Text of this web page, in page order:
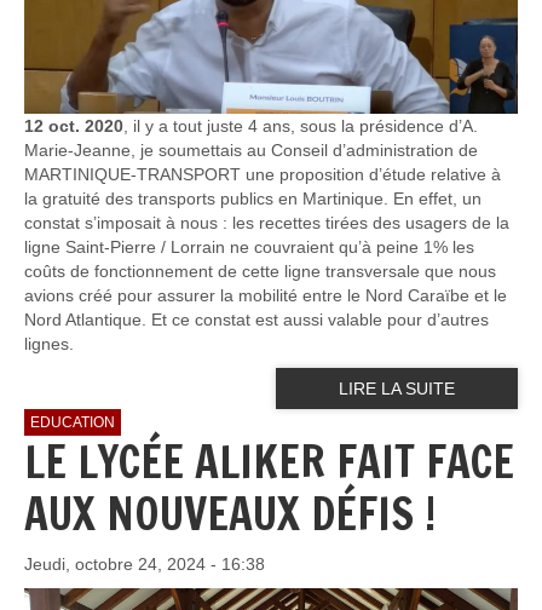
12 oct. 2020 , il y a tout juste 4 ans, sous la présidence d’A.
Marie-Jeanne, je soumettais au Conseil d’administration de
MARTINIQUE-TRANSPORT une proposition d’étude relative à
la gratuité des transports publics en Martinique. En effet, un
constat s’imposait à nous : les recettes tirées des usagers de la
ligne Saint-Pierre / Lorrain ne couvraient qu’à peine 1% les
coûts de fonctionnement de cette ligne transversale que nous
avions créé pour assurer la mobilité entre le Nord Caraïbe et le
Nord Atlantique. Et ce constat est aussi valable pour d’autres
lignes.
LIRE LA SUITE
EDUCATION
LE LYCÉE ALIKER FAIT FACE
AUX NOUVEAUX DÉFIS !
Jeudi, octobre 24, 2024 - 16:38